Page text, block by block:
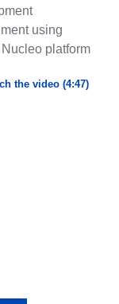
using
platform
the video (4:47)